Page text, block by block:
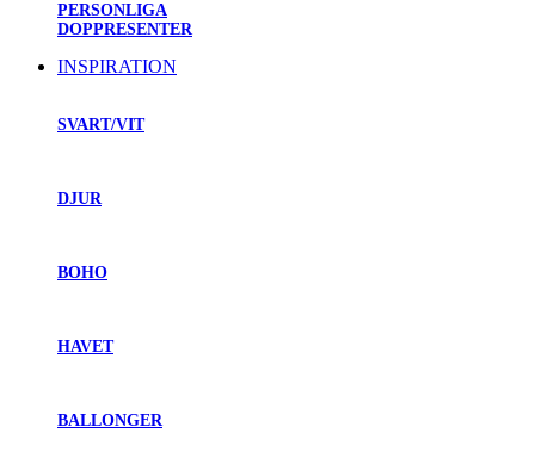
PERSONLIGA
DOPPRESENTER
INSPIRATION
SVART/VIT
DJUR
BOHO
HAVET
BALLONGER